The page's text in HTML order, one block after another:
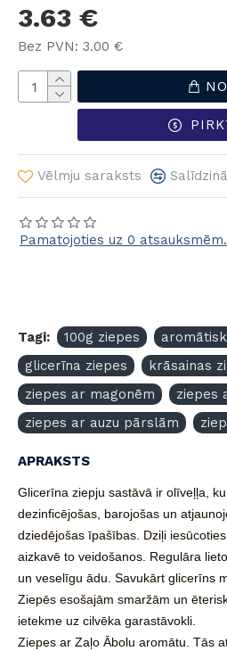
Pamatojoties uz 0 atsauksmēm.
3.63 €
Bez PVN: 3.00 €
Vēlmju saraksts
Tagi: 100g ziepes
glicerīna ziepes
krāsainas
ziepes ar magonēm
ziepes
ziepes ar auzu pārslām
APRAKSTS
Glicerīna ziepju sastāvā ir olīveļļa,
dezinficējošas, barojošas un
dziedējošas īpašības. Dziļi
aizkavē to veidošanos. Regulāra
un veselīgu ādu. Savukārt glicerīns
Ziepēs esošajām smaržām un
ietekme uz cilvēka garastāvokli.
Ziepes ar Zaļo Ābolu aromātu. Tās